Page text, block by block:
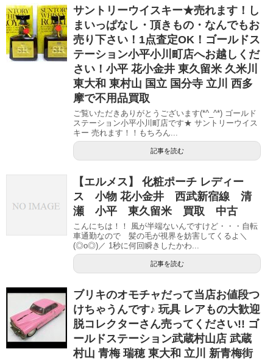
サントリーウイスキー★売れます！し
まいっぱなし・頂きもの・なんでもお
売り下さい！1点査定OK！ゴールドス
テーション小平小川町店へお越しくだ
さい！小平 花小金井 東久留米 久米川
東大和 東村山 国立 国分寺 立川 西多
摩で不用品買取
ご覧いただきありがとうございます(*^_^*) ゴールド
ステーション小平小川町店です★ サントリーウイス
キー 売れます！！もちろん...
記事を読む
【エルメス】 化粧ポーチ レディー
ス 小物 花小金井 西武新宿線 清
瀬 小平 東久留米 買取 中古
こんにちは！！ 風が半端ないんですけど・・・自転
車通勤なので 髪の毛が視界を妨害してくるよ＼
(◎o◎)／ 1秒に何回瞬きしたかわ...
記事を読む
ブリキのオモチャだって当店お値段つ
けちゃうんです♪ 玩具 レアもの大歓迎
脱コレクターさん売ってください!! ゴ
ールドステーション武蔵村山店 武蔵
村山 青梅 瑞穂 東大和 立川 新青梅街